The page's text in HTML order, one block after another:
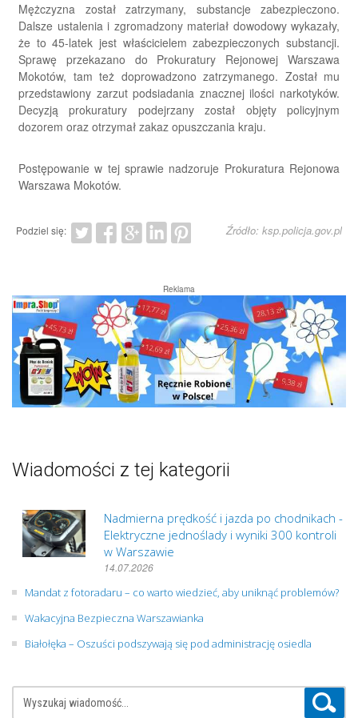
Mężczyzna został zatrzymany, substancje zabezpieczono.
Dalsze ustalenia i zgromadzony materiał dowodowy wykazały,
że to 45-latek jest właścicielem zabezpieczonych substancji.
Sprawę przekazano do Prokuratury Rejonowej Warszawa
Mokotów, tam też doprowadzono zatrzymanego. Został mu
przedstawiony zarzut podsiadania znacznej ilości narkotyków.
Decyzją prokuratury podejrzany został objęty policyjnym
dozorem oraz otrzymał zakaz opuszczania kraju.
Postępowanie w tej sprawie nadzoruje Prokuratura Rejonowa
Warszawa Mokotów.
Podziel się: Źródło: ksp.policja.gov.pl
Reklama
Wiadomości z tej kategorii
Nadmierna prędkość i jazda po chodnikach -
Elektryczne jednoślady i wyniki 300 kontroli
w Warszawie
14.07.2026
Mandat z fotoradaru – co warto wiedzieć, aby uniknąć problemów?
Wakacyjna Bezpieczna Warszawianka
Białołęka – Oszuści podszywają się pod administrację osiedla